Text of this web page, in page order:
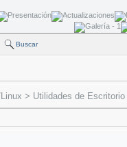
Buscar
> Utilidades de Escritorio